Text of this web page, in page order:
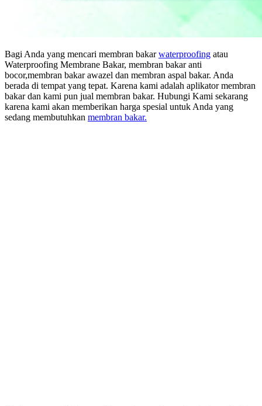
Bagi Anda yang mencari membran bakarwaterproofing atau
Waterproofing Membrane Bakar, membran bakar anti
bocor,membran bakar awazel dan membran aspal bakar. Anda
berada di tempat yang tepat. Karena kami adalah aplikator membran
bakar dan kami pun jual membran bakar. Hubungi Kami sekarang
karena kami akan memberikan harga spesial untuk Anda yang
sedang membutuhkan membran bakar.